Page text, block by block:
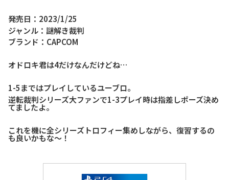
発売日：2023/1/25
ジャンル：謎解き裁判
ブランド：CAPCOM
オドロキ君は4だけなんだけどね…
1-5まではプレイしているユーブロ。
逆転裁判シリーズ大ファンで1-3プレイ時は指差しポーズ決め
てましたよ。
これを機に全シリーズトロフィー集めしながら、復習するの
も良いかもな～！